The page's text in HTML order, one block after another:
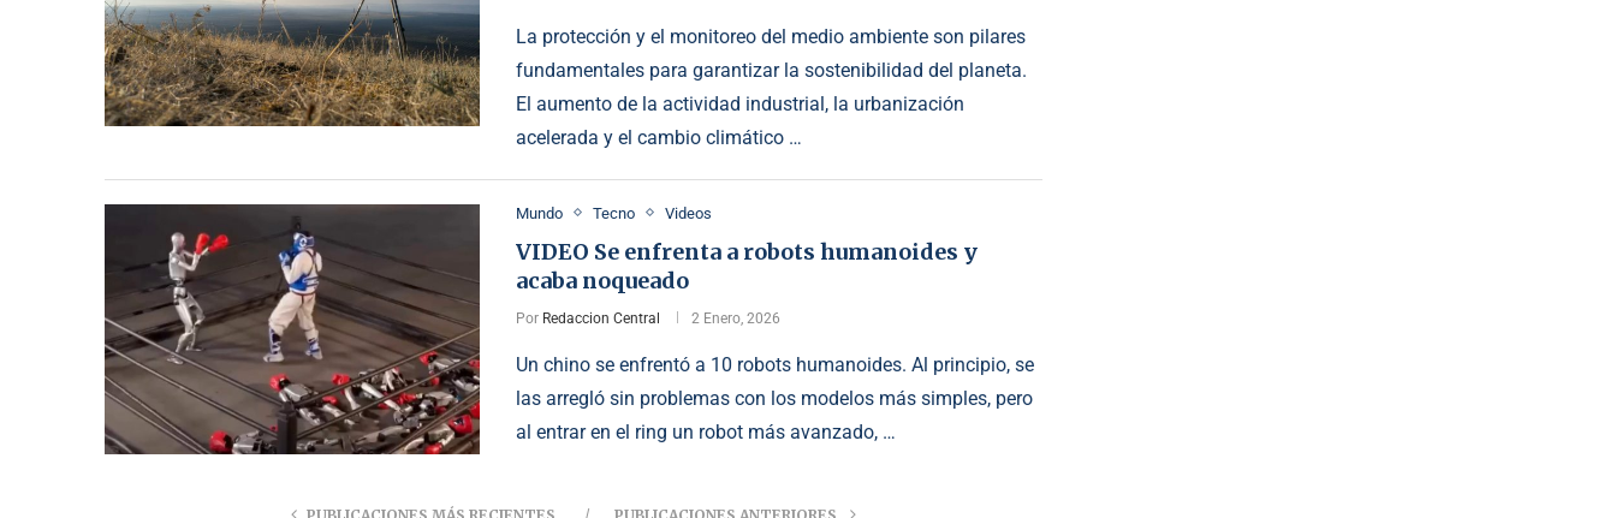
La protección y el monitoreo del medio ambiente son pilares
fundamentales para garantizar la sostenibilidad del planeta.
El aumento de la actividad industrial, la urbanización
acelerada y el cambio climático …
Mundo Tecno Videos
VIDEO Se enfrenta a robots humanoides y
acaba noqueado
Por Redaccion Central 2 Enero, 2026
Un chino se enfrentó a 10 robots humanoides. Al principio, se
las arregló sin problemas con los modelos más simples, pero
al entrar en el ring un robot más avanzado, …